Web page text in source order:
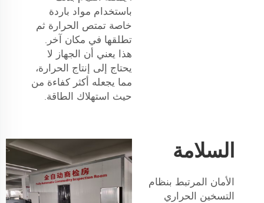
باستخدام مواد باردة
خاصة تمتص الحرارة ثم
تطلقها في مكان آخر.
هذا يعني أن الجهاز لا
يحتاج إلى إنتاج الحرارة،
مما يجعله أكثر كفاءة من
حيث استهلاك الطاقة.
السلامة
الأمان المرتبط بنظام
التسخين الحراري